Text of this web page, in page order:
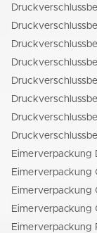
Eimerverpackung
Eimerverpackung
Eimerverpackung